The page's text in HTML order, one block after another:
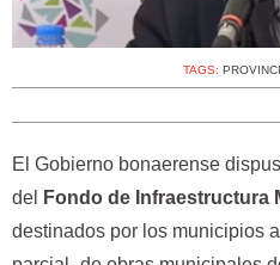
TAGS:
El Gobierno bonaerense
del
Fondo de Infraestructura
destinados por los municipios